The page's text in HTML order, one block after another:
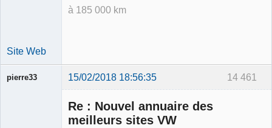
à 185 000 km
Site Web
14 461
pierre33 15/02/2018 18:56:35
Re : Nouvel annuaire des
meilleurs sites VW